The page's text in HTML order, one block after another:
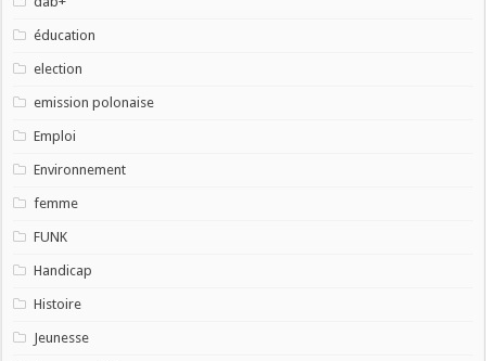
éducation
election
emission polonaise
Emploi
Environnement
femme
FUNK
Handicap
Histoire
Jeunesse